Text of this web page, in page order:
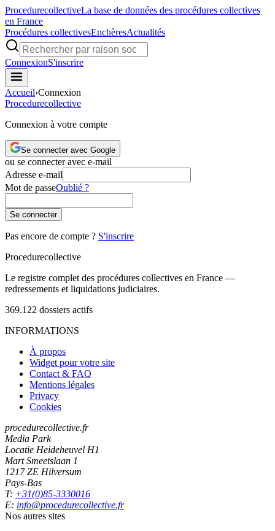
ProcedurecollectiveLa base de données des procédures collectives
en France
Procédures collectivesEnchèresActualités
ConnexionS'inscrire
Accueil›Connexion
Procedurecollective
Connexion à votre compte
Se connecter avec Google
ou se connecter avec e-mail
Adresse e-mail
Mot de passeOublié ?
Se connecter
Pas encore de compte ? S'inscrire
Procedurecollective
Le registre complet des procédures collectives en France —
redressements et liquidations judiciaires.
369.122 dossiers actifs
INFORMATIONS
À propos
Widget pour votre site
Contact & FAQ
Mentions légales
Privacy
Cookies
procedurecollective.fr
Media Park
Locatie Heideheuvel H1
Mart Smeetslaan 1
1217 ZE Hilversum
Pays-Bas
T: +31(0)85-3330016
E: info@procedurecollective.fr
Nos autres sites